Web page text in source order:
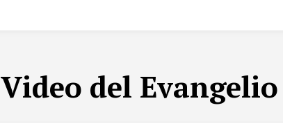
Video del Evangelio